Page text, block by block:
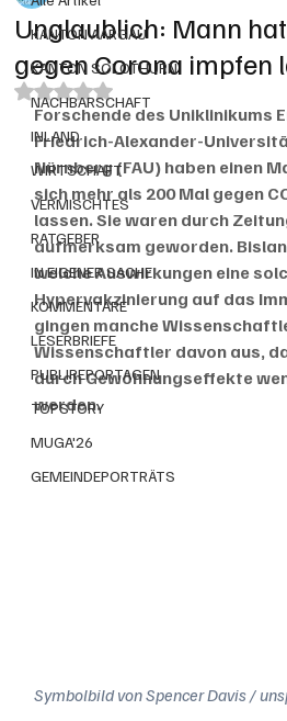
KANTON AARGAU
KANTON SOLOTHURN
NACHBARSCHAFT
INLAND
WIRTSCHAFT
VERMISCHTES
RATGEBER
IN EIGENER SACHE
KOMMENTARE
LESERBRIEFE
PUBLIREPORTAGEN
TOPSTORY
MUGA'26
GEMEINDEPORTRÄTS
Unglaublich: Mann
gegen Corona impfen
Mit NaN von 5 Sternen bewertet.
Forschende des Uniklinikums
Friedrich-Alexander-
Nürnberg (FAU) haben einen
sich mehr als 200 Mal gegen
lassen. Sie waren durch
aufmerksam geworden.
welche Auswirkungen eine
Hypervakzinierung auf das
gingen manche
Wissenschaftler davon aus,
durch Gewöhnungseffekte
werden.
Symbolbild von Spencer Davis /